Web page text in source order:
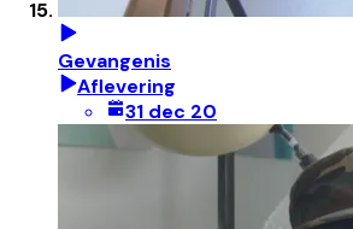
Gevangenis
Aflevering
31 dec 20